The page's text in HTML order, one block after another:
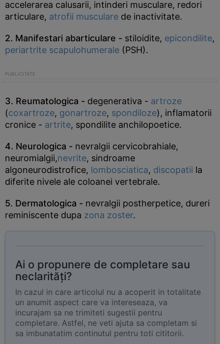
accelerarea calusarii, intinderi musculare, redori
articulare, atrofii musculare de inactivitate.
2. Manifestari abarticulare - stiloidite, epicondilite,
periartrite scapulohumerale (PSH).
3. Reumatologica - degenerativa - artroze
(coxartroze, gonartroze, spondiloze), inflamatorii
cronice - artrite, spondilite anchilopoetice.
4. Neurologica - nevralgii cervicobrahiale,
neuromialgii,nevrite, sindroame
algoneurodistrofice, lombosciatica, discopatii la
diferite nivele ale coloanei vertebrale.
5. Dermatologica - nevralgii postherpetice, dureri
reminiscente dupa zona zoster.
Ai o propunere de completare sau
neclarități?
In cazul in care articolul nu a acoperit in totalitate
un anumit aspect care va intereseaza, va
incurajam sa ne trimiteti sugestii pentru
completare. Astfel, ne veti ajuta sa completam si
sa imbunatatim continutul pentru toti cititorii.